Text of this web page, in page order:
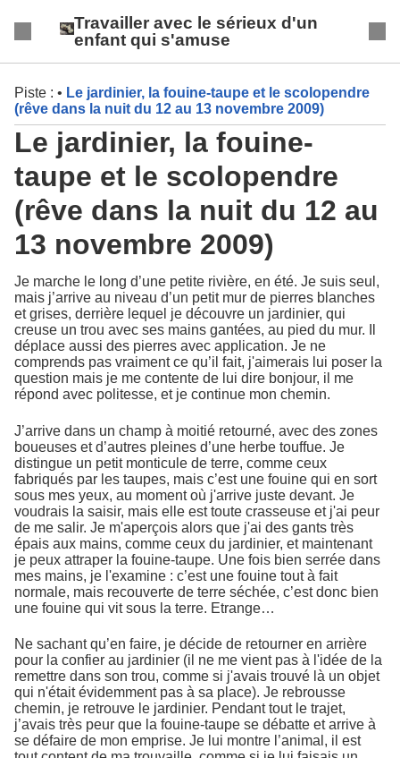
Travailler avec le sérieux d'un
enfant qui s'amuse
Piste : • Le jardinier, la fouine-taupe et le scolopendre
(rêve dans la nuit du 12 au 13 novembre 2009)
Le jardinier, la fouine-
taupe et le scolopendre
(rêve dans la nuit du 12 au
13 novembre 2009)
Je marche le long d’une petite rivière, en été. Je suis seul,
mais j’arrive au niveau d’un petit mur de pierres blanches
et grises, derrière lequel je découvre un jardinier, qui
creuse un trou avec ses mains gantées, au pied du mur. Il
déplace aussi des pierres avec application. Je ne
comprends pas vraiment ce qu’il fait, j'aimerais lui poser la
question mais je me contente de lui dire bonjour, il me
répond avec politesse, et je continue mon chemin.
J’arrive dans un champ à moitié retourné, avec des zones
boueuses et d’autres pleines d’une herbe touffue. Je
distingue un petit monticule de terre, comme ceux
fabriqués par les taupes, mais c’est une fouine qui en sort
sous mes yeux, au moment où j'arrive juste devant. Je
voudrais la saisir, mais elle est toute crasseuse et j'ai peur
de me salir. Je m'aperçois alors que j'ai des gants très
épais aux mains, comme ceux du jardinier, et maintenant
je peux attraper la fouine-taupe. Une fois bien serrée dans
mes mains, je l'examine : c’est une fouine tout à fait
normale, mais recouverte de terre séchée, c’est donc bien
une fouine qui vit sous la terre. Etrange…
Ne sachant qu’en faire, je décide de retourner en arrière
pour la confier au jardinier (il ne me vient pas à l'idée de la
remettre dans son trou, comme si j'avais trouvé là un objet
qui n'était évidemment pas à sa place). Je rebrousse
chemin, je retrouve le jardinier. Pendant tout le trajet,
j’avais très peur que la fouine-taupe se débatte et arrive à
se défaire de mon emprise. Je lui montre l’animal, il est